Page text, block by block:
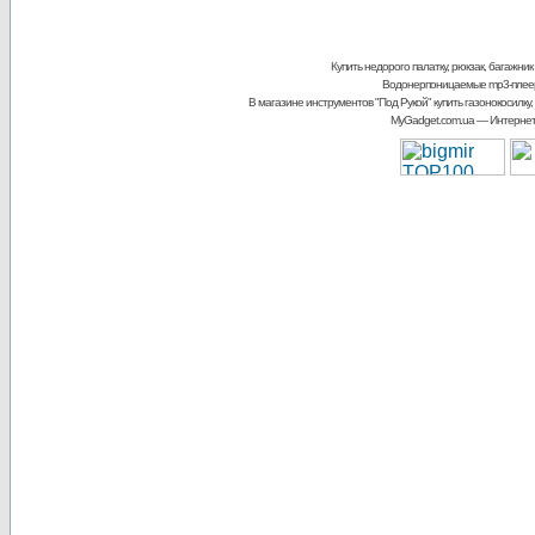
Купить недорого палатку, рюкзак, багажник
Водонерпоницаемые mp3-
В магазине инструментов "Под Рукой"купить
MyGadget.com.ua—